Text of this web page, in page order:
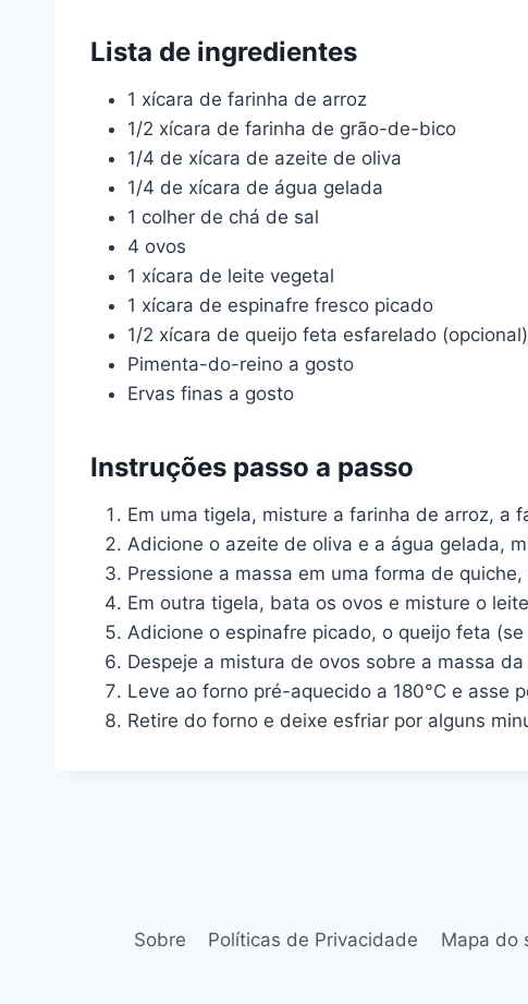
Lista de ingredientes
1 xícara de farinha de arroz
1/2 xícara de farinha de grão-de-bico
1/4 de xícara de azeite de oliva
1/4 de xícara de água gelada
1 colher de chá de sal
4 ovos
1 xícara de leite vegetal
1 xícara de espinafre fresco picado
1/2 xícara de queijo feta esfarelado (opcional)
Pimenta-do-reino a gosto
Ervas finas a gosto
Instruções passo a passo
Em uma tigela, misture a farinha de arroz, a
Adicione o azeite de oliva e a água gelada,
Pressione a massa em uma forma de
Em outra tigela, bata os ovos e misture o
Adicione o espinafre picado, o queijo feta
Despeje a mistura de ovos sobre a massa
Leve ao forno pré-aquecido a 180°C e asse
Retire do forno e deixe esfriar por alguns
Sobre Políticas de Privacidade Mapa do